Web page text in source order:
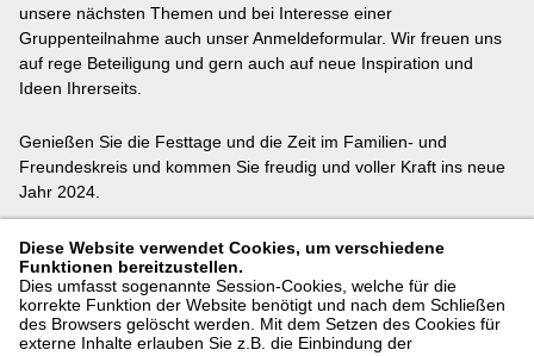
unsere nächsten Themen und bei Interesse einer
Gruppenteilnahme auch unser Anmeldeformular. Wir freuen uns
auf rege Beteiligung und gern auch auf neue Inspiration und
Ideen Ihrerseits.
Genießen Sie die Festtage und die Zeit im Familien- und
Freundeskreis und kommen Sie freudig und voller Kraft ins neue
Jahr 2024.
Herzlichst,
Ihr Team der Beratungsstelle!
Kinder-, Jugend- und Familienberatungsstelle
Klosterplatz 23
Diese Website verwendet Cookies, um verschiedene
Funktionen bereitzustellen.
Dies umfasst sogenannte Session-Cookies, welche für die
korrekte Funktion der Website benötigt und nach dem Schließen
des Browsers gelöscht werden. Mit dem Setzen des Cookies für
externe Inhalte erlauben Sie z.B. die Einbindung der